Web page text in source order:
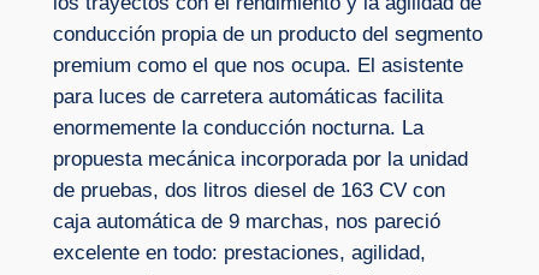
conducción propia de un producto del segmento
premium como el que nos ocupa. El asistente
para luces de carretera automáticas facilita
enormemente la conducción nocturna. La
propuesta mecánica incorporada por la unidad
de pruebas, dos litros diesel de 163 CV con
caja automática de 9 marchas, nos pareció
excelente en todo: prestaciones, agilidad,